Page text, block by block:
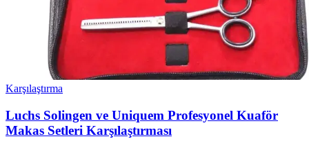
Karşılaştırma
Luchs Solingen ve Uniquem Profesyonel Kuaför
Makas Setleri Karşılaştırması